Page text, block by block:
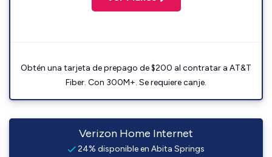
Obtén una tarjeta de prepago de $200 al contratar a AT&T
Fiber. Con 300M+. Se requiere canje.
Verizon Home Internet
24% disponible en Abita Springs